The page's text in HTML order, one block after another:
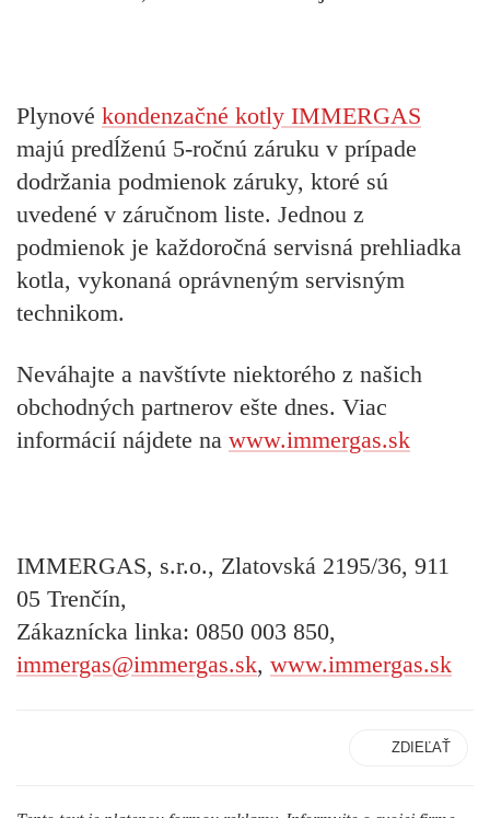
Plynové kondenzačné kotly IMMERGAS
majú predĺženú 5-ročnú záruku v prípade
dodržania podmienok záruky, ktoré sú
uvedené v záručnom liste. Jednou z
podmienok je každoročná servisná prehliadka
kotla, vykonaná oprávneným servisným
technikom.
Neváhajte a navštívte niektorého z našich
obchodných partnerov ešte dnes. Viac
informácií nájdete na www.immergas.sk
IMMERGAS, s.r.o., Zlatovská 2195/36, 911
05 Trenčín,
Zákaznícka linka: 0850 003 850,
immergas@immergas.sk, www.immergas.sk
ZDIEĽAŤ